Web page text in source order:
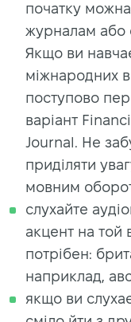
початку
журналам або
Якщо ви
міжнародних
поступово
варіант
Journal. Не
приділяти
мовним
слухайте
акцент на той
потрібен:
наприклад,
якщо ви